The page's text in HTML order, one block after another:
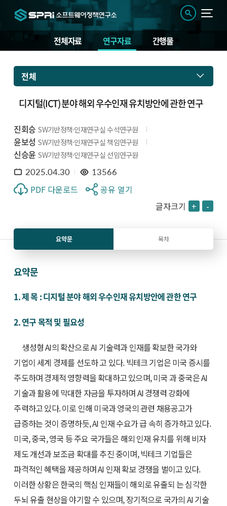
전체자료 연구자료 간행물
전체
디지털(ICT) 분야 해외 우수인재 유치방안에 관한 연구
진회승 SW기반정책·인재연구실 수석연구원
윤보성 SW기반정책·인재연구실 책임연구원
신승윤 SW기반정책·인재연구실 선임연구원
2025.04.30 13566
PDF 다운로드
공유 열기
글자크기 + -
요약문 목차
요약문
1. 제 목 : 디지털 분야 해외 우수인재 유치방안에 관한 연구
2. 연구 목적 및 필요성
생성형 AI의 확산으로 AI 기술력과 인재를 확보한 국가와
기업이 세계 경제를 선도하 고 있다. 빅테크 기업은 미국 증시를
주도하며 경제적 영향력을 확대하고 있으며, 미국 과 중국은 AI
기술과 활용에 막대한 자금을 투자하며 AI 경쟁력 강화에
주력하고 있다. 이로 인해 미국과 영국의 관련 채용공고가
급증하는 것이 증명하듯, AI 인재 수요가 급 속히 증가하고 있다.
미국, 중국, 영국 등 주요 국가들은 해외 인재 유치를 위해 비자
제도 개선과 보조금 확대를 추진 중이며, 빅테크 기업들은
파격적인 혜택을 제공하며 AI 인재 확보 경쟁을 벌이고 있다.
이러한 상황은 한국의 핵심 인재들이 해외로 유출되 는 심각한
두뇌 유출 현상을 야기할 수 있으며, 장기적으로 국가의 AI 기술